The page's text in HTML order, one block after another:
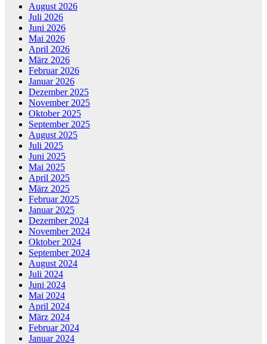
August 2026
Juli 2026
Juni 2026
Mai 2026
April 2026
März 2026
Februar 2026
Januar 2026
Dezember 2025
November 2025
Oktober 2025
September 2025
August 2025
Juli 2025
Juni 2025
Mai 2025
April 2025
März 2025
Februar 2025
Januar 2025
Dezember 2024
November 2024
Oktober 2024
September 2024
August 2024
Juli 2024
Juni 2024
Mai 2024
April 2024
März 2024
Februar 2024
Januar 2024